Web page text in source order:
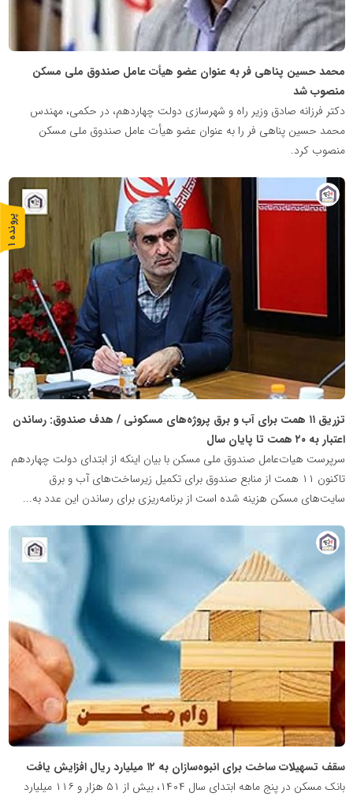
محمد حسین پناهی فر به عنوان عضو هیأت عامل صندوق ملی مسکن
منصوب شد
دکتر فرزانه صادق وزیر راه و شهرسازی دولت چهاردهم، در حکمی، مهندس
محمد حسین پناهی فر را به عنوان عضو هیأت عامل صندوق ملی مسکن
منصوب کرد.
تزریق ۱۱ همت برای آب و برق پروژه‌های مسکونی / هدف صندوق: رساندن
اعتبار به ۲۰ همت تا پایان سال
سرپرست هیات‌عامل صندوق ملی مسکن با بیان اینکه از ابتدای دولت چهاردهم
تاکنون ۱۱ همت از منابع صندوق برای تکمیل زیرساخت‌های آب و برق
سایت‌های مسکن هزینه شده است از برنامه‌ریزی برای رساندن این عدد به...
پایگاه
سقف تسهیلات ساخت برای انبوه‌سازان به ۱۲ میلیارد ریال افزایش یافت
بانک مسکن در پنج ماهه ابتدای سال ۱۴۰۴، بیش از ۵۱ هزار و ۱۱۶ میلیارد
پایگاه
خبری
نهضت
ملی
مسکن
پ
ر
و
ن
د
ه
1